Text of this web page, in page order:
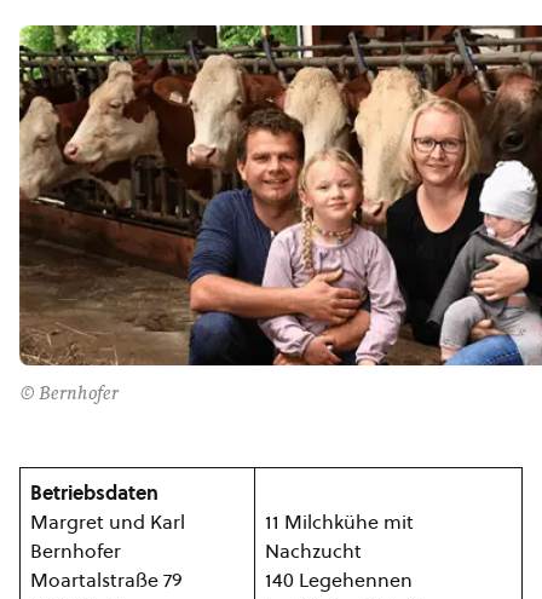
© Bernhofer
Betriebsdaten
Margret und Karl
Bernhofer
Moartalstraße 79
11 Milchkühe mit
Nachzucht
140 Legehennen